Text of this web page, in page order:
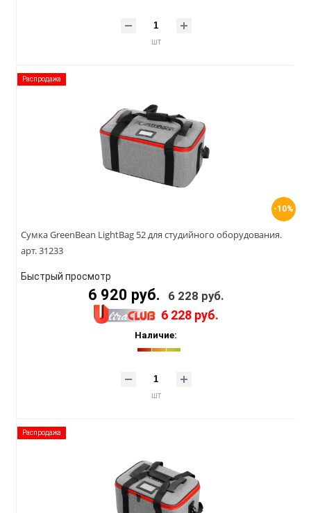
шт
-10%
Распродажа
Сумка GreenBean LightBag 52 для студийного оборудования.
арт. 31233
Быстрый просмотр
6 920 руб. 6 228 руб.
6 228 руб.
Наличие:
шт
Распродажа